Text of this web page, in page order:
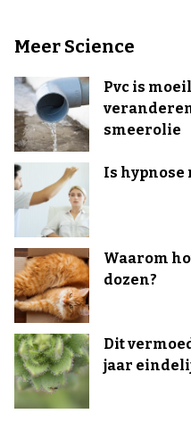
Meer Science
Pvc is
smeerolie
Is hypnose
Waarom
dozen?
Dit
jaar